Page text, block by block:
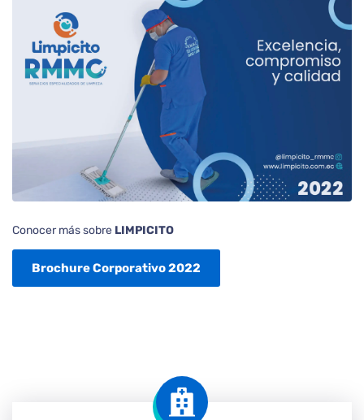
Conocer más sobre LIMPICITO
Brochure Corporativo 2022